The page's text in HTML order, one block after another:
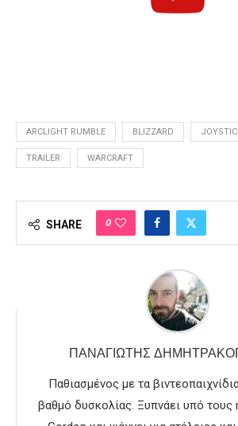
ARCLIGHT RUMBLE BLIZZARD
TRAILER WARCRAFT
SHARE 0
ΠΑΝΑΓΙΏΤΗΣ
Παθιασμένος με τα
βαθμό δυσκολίας. Ξυπνάει υπό τους